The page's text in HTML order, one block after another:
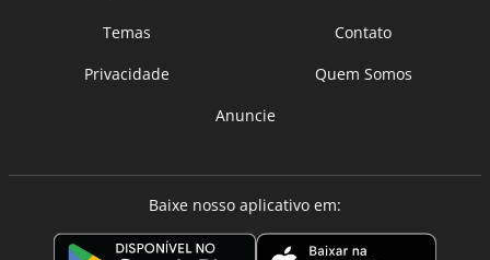
Temas
Contato
Privacidade
Quem Somos
Anuncie
Baixe nosso aplicativo em: